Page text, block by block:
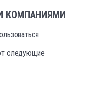
КОМПАНИЯМИ
следующие